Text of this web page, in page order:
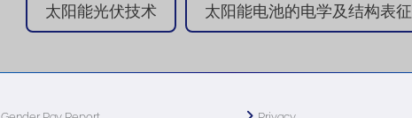
太阳能光伏技术 太阳能电池的电学及结构表征